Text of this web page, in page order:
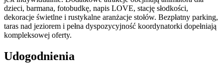
dzieci, barmana, fotobudkę, napis LOVE, stację słodkości,
dekoracje świetlne i rustykalne aranżacje stołów. Bezpłatny parking,
taras nad jeziorem i pełna dyspozycyjność koordynatorki dopełniają
kompleksowej oferty.
Udogodnienia